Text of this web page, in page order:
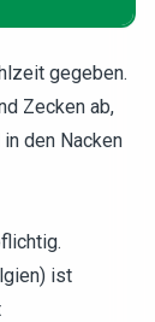
gegeben.
Zecken ab,
den Nacken
ist